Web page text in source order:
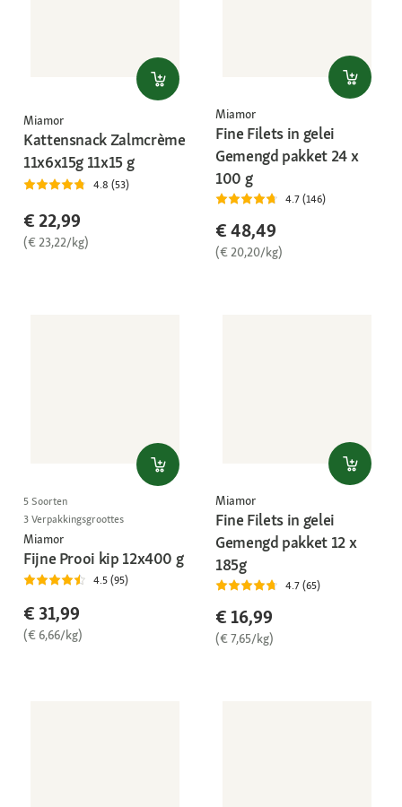
Miamor
Kattensnack Zalmcrème
11x6x15g 11x15 g
4.8 (53)
€ 22,99
(€ 23,22/kg)
Miamor
Fine Filets in gelei
Gemengd pakket 24 x
100 g
4.7 (146)
€ 48,49
(€ 20,20/kg)
5 Soorten
3 Verpakkingsgroottes
Miamor
Fijne Prooi kip 12x400 g
4.5 (95)
€ 31,99
(€ 6,66/kg)
Miamor
Fine Filets in gelei
Gemengd pakket 12 x
185g
4.7 (65)
€ 16,99
(€ 7,65/kg)